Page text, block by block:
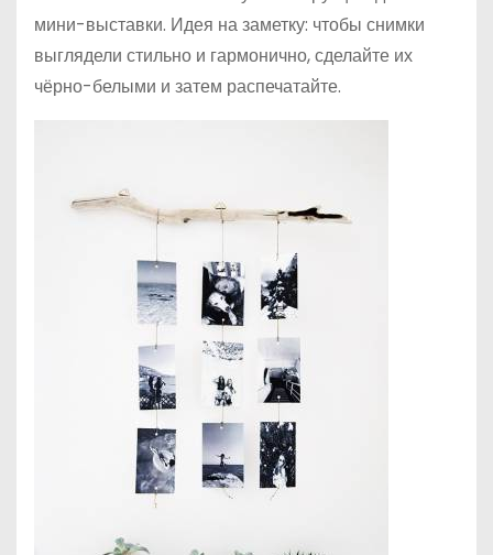
мини-выставки. Идея на заметку: чтобы снимки
выглядели стильно и гармонично, сделайте их
чёрно-белыми и затем распечатайте.